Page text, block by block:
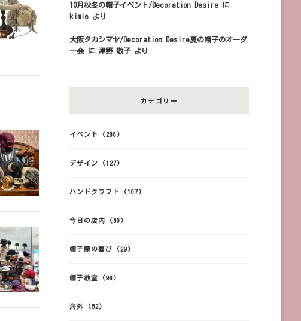
10月秋冬の帽子イベント/Decoration Desireに
kimieより
大阪タカシマヤ/Decoration Desire夏の帽子のオーダ
ー会に 津野 敬子より
カテゴリー
イベント (288)
デザイン (127)
ハンドクラフト (107)
今日の店内 (50)
帽子屋の喜び (29)
帽子教室 (98)
海外 (62)